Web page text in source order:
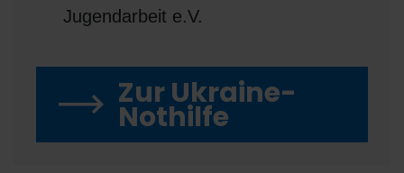
Jugendarbeit e.V.
Zur Ukraine-
Nothilfe